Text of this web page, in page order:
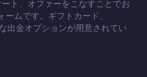
ト、オファーをこなすことでお
ムです。ギフトカード、
出金オプションが用意されてい